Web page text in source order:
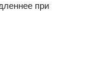
при